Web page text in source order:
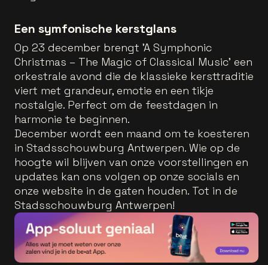
Een symfonische kerstglans
Op 23 december brengt 'A Symphonic
Christmas – The Magic of Classical Music' een
orkestrale avond die de klassieke kersttraditie
viert met grandeur, emotie en een tikje
nostalgie. Perfect om de feestdagen in
harmonie te beginnen.
December wordt een maand om te koesteren
in Stadsschouwburg Antwerpen. Wie op de
hoogte wil blijven van onze voorstellingen en
updates kan ons volgen op onze socials en
onze website in de gaten houden. Tot in de
Stadsschouwburg Antwerpen!